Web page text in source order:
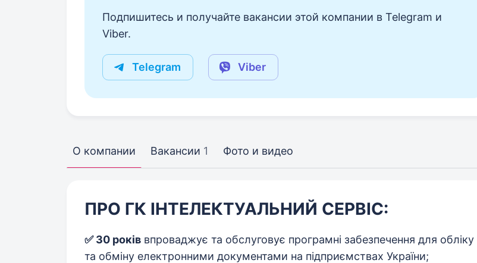
Подпишитесь и получайте вакансии этой компании в Telegram и
Viber.
Telegram Viber
О компании Вакансии 1 Фото и видео
ПРО ГК ІНТЕЛЕКТУАЛЬНИЙ СЕРВІС:
✅ 30 років впроваджує та обслуговує програмні забезпечення для обліку
та обміну електронними документами на підприємствах України;